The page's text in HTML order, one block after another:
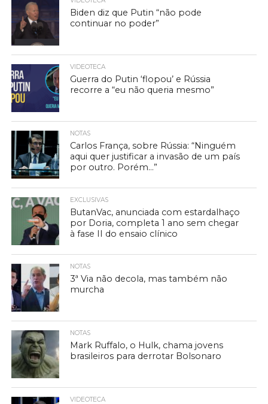
Biden diz que Putin “não pode
continuar no poder”
VIDEOTECA
Guerra do Putin ‘flopou’ e Rússia
recorre a “eu não queria mesmo”
NOTAS
Carlos França, sobre Rússia: “Ninguém
aqui quer justificar a invasão de um país
por outro. Porém…”
EXCLUSIVAS
ButanVac, anunciada com estardalhaço
por Doria, completa 1 ano sem chegar
à fase II do ensaio clínico
NOTAS
3ª Via não decola, mas também não
murcha
NOTAS
Mark Ruffalo, o Hulk, chama jovens
brasileiros para derrotar Bolsonaro
VIDEOTECA